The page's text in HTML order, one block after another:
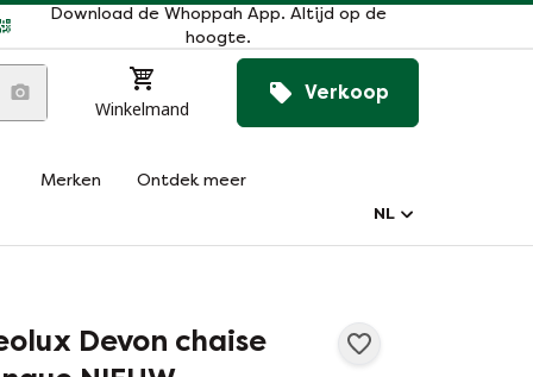
Download de Whoppah App. Altijd op de
hoogte.
Winkelmand
Verkoop
Merken
Ontdek meer
NL
Devon chaise